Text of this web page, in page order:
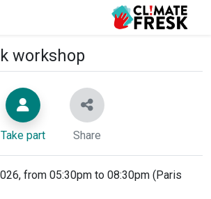
workshop
Take part Share
from 05:30pm to 08:30pm (Paris